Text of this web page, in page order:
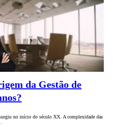
da Gestão de
no início do século XX. A complexidade das